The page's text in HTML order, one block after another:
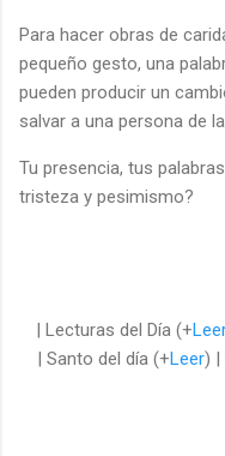
Para hacer obras de
pequeño gesto, una
pueden producir un
salvar a una persona de
Tu presencia, tus
tristeza y pesimismo?
| Lecturas del Día (+
| Santo del día (+Leer) |